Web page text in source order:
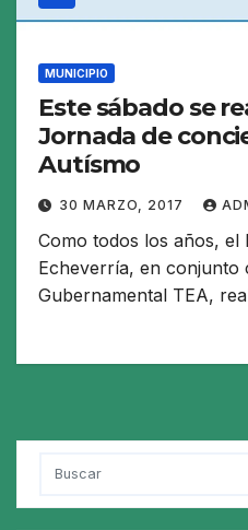
MUNICIPIO
Este sábado se
Jornada de
Autísmo
30 MARZO, 2017
Como todos los años, el
Echeverría, en conjunto
Gubernamental TEA,